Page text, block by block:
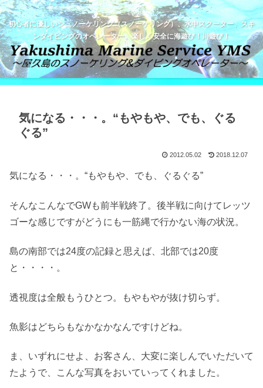
初心者に優しいシュノーケリング（スノーケリング）、水中スクーター、スキ
ンダイビングのオペレーター。楽しく安全に海遊び！川遊び！
気になる・・・。“もやもや、でも、ぐる
ぐる”
2012.05.02 2018.12.07
気になる・・・。“もやもや、でも、ぐるぐる”
そんなこんなでGWも前半戦終了。後半戦に向けてレッツ
ゴーな感じですがどうにも一筋縄で行かない海の状況。
島の南部では24度の記録と思えば、北部では20度
と・・・・。
透視度は全般もうひとつ。もやもやが抜け切らず。
魚影はどちらもなかなかなんですけどね。
ま、いずれにせよ、お客さん、大変に楽しんでいただいて
たようで、こんな写真をおいていってくれました。